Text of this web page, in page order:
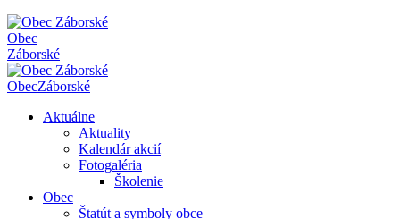
Obec
Záborské
ObecZáborské
Aktuálne
Aktuality
Kalendár akcií
Fotogaléria
Školenie
Obec
Štatút a symboly obce